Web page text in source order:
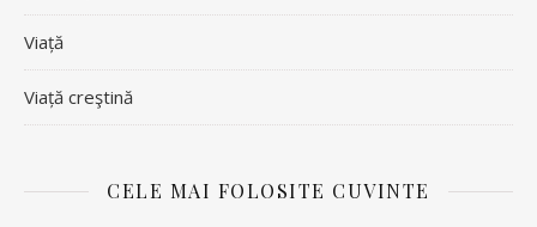
Viață
Viață creştină
CELE MAI FOLOSITE CUVINTE